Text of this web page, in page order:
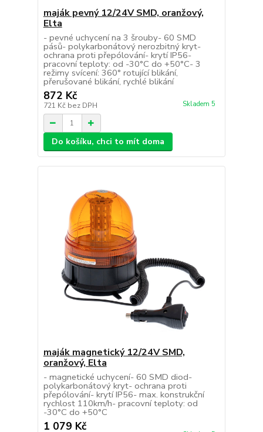
maják pevný 12/24V SMD, oranžový,
Elta
- pevné uchycení na 3 šrouby- 60 SMD
pásů- polykarbonátový nerozbitný kryt-
ochrana proti přepólování- krytí IP56-
pracovní teploty: od -30°C do +50°C- 3
režimy svícení: 360° rotující blikání,
přerušované blikání, rychlé blikání
872 Kč
721 Kč bez DPH Skladem 5
Do košíku, chci to mít doma
maják magnetický 12/24V SMD,
oranžový, Elta
- magnetické uchycení- 60 SMD diod-
polykarbonátový kryt- ochrana proti
přepólování- krytí IP56- max. konstrukční
rychlost 110km/h- pracovní teploty: od
-30°C do +50°C
1 079 Kč